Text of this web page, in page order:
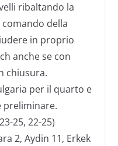
ribaltando la
della
in proprio
anche se con
chiusura.
per il quarto e
preliminare.
25, 22-25)
2, Aydin 11, Erkek